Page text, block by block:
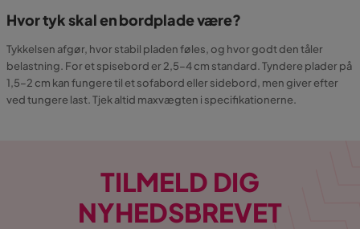
Hvor tyk skal en bordplade være?
Tykkelsen afgør, hvor stabil pladen føles, og hvor godt den tåler
belastning. For et spisebord er 2,5–4 cm standard. Tyndere plader på
1,5–2 cm kan fungere til et sofabord eller sidebord, men giver efter
ved tungere last. Tjek altid maxvægten i specifikationerne.
TILMELD DIG
NYHEDSBREVET